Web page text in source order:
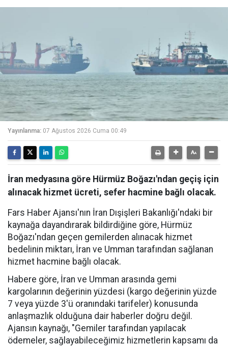
Yayınlanma: 07 Ağustos 2026 Cuma 00:49
İran medyasına göre Hürmüz Boğazı'ndan geçiş için
alınacak hizmet ücreti, sefer hacmine bağlı olacak.
Fars Haber Ajansı'nın İran Dışişleri Bakanlığı'ndaki bir
kaynağa dayandırarak bildirdiğine göre, Hürmüz
Boğazı'ndan geçen gemilerden alınacak hizmet
bedelinin miktarı, İran ve Umman tarafından sağlanan
hizmet hacmine bağlı olacak.
Habere göre, İran ve Umman arasında gemi
kargolarının değerinin yüzdesi (kargo değerinin yüzde
7 veya yüzde 3'ü oranındaki tarifeler) konusunda
anlaşmazlık olduğuna dair haberler doğru değil.
Ajansın kaynağı, "Gemiler tarafından yapılacak
ödemeler, sağlayabileceğimiz hizmetlerin kapsamı da